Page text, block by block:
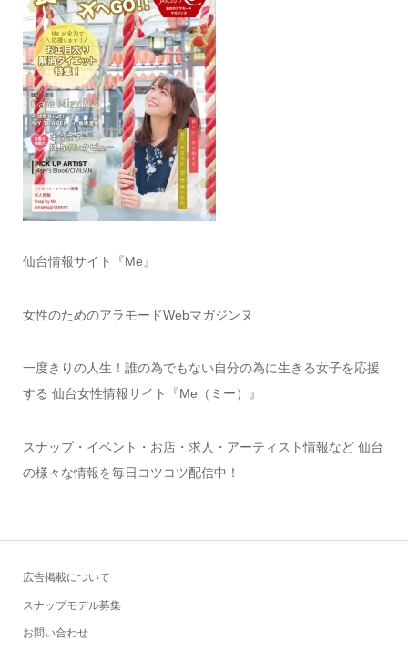
仙台情報サイト『Me』
女性のためのアラモードWebマガジンヌ
一度きりの人生！誰の為でもない自分の為に生きる女子を応援
する 仙台女性情報サイト『Me（ミー）』
スナップ・イベント・お店・求人・アーティスト情報など 仙台
の様々な情報を毎日コツコツ配信中！
広告掲載について
スナップモデル募集
お問い合わせ